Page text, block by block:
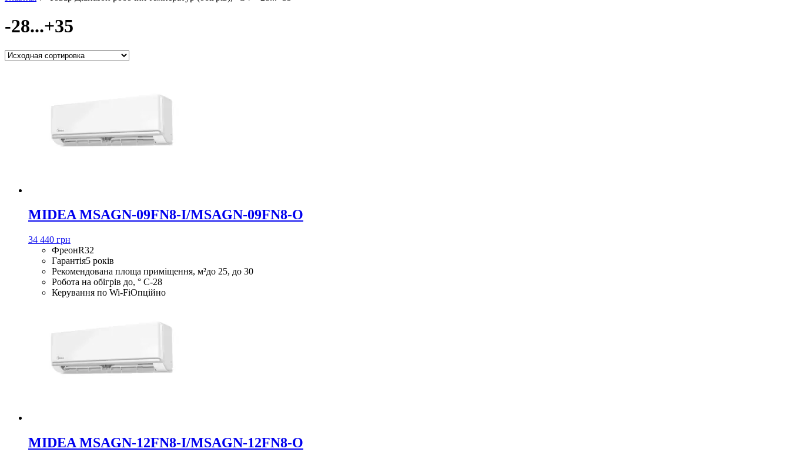
-28...+35
MIDEA MSAGN-09FN8-I/MSAGN-09FN8-O
34 440 грн
ФреонR32
Гарантія5 років
Рекомендована площа приміщення, м²до 25, до 30
Робота на обігрів до, ° С-28
Керування по Wi-FiОпційно
MIDEA MSAGN-12FN8-I/MSAGN-12FN8-O